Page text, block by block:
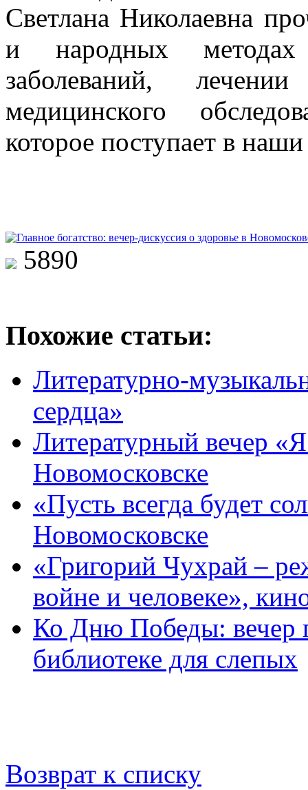
Светлана Николаевна
и народных методах
заболеваний,
медицинского
которое поступает в
5890
Похожие статьи:
Литературно-
сердца»
Литературный вечер
Новомосковске
«Пусть всегда будет
Новомосковске
«Григорий Чухрай –
войне и человеке»,
Ко Дню Победы: вечер
библиотеке для слепых
Возврат к списку